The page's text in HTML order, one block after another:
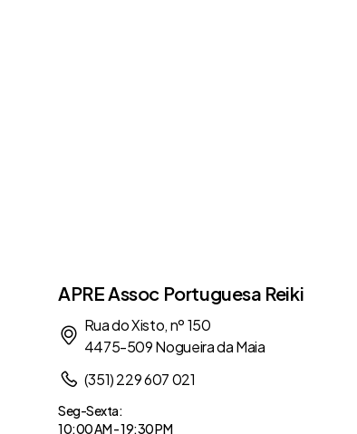
APRE Assoc Portuguesa Reiki
Rua do Xisto, nº 150
4475-509 Nogueira da Maia
(351) 229 607 021
Seg-Sexta:
10:00 AM - 19:30 PM